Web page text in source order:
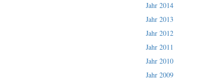
Jahr 2014
Jahr 2013
Jahr 2012
Jahr 2011
Jahr 2010
Jahr 2009